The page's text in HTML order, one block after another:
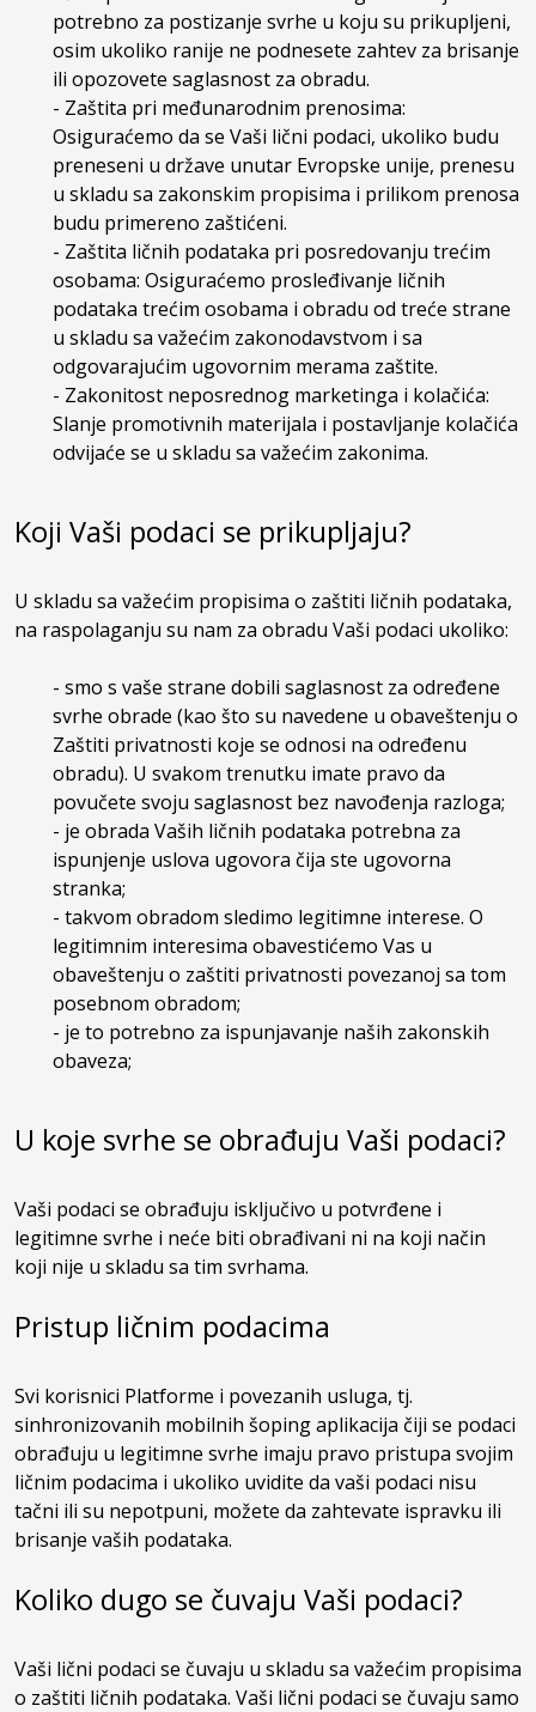
potrebno za postizanje svrhe u koju su prikupljeni,
osim ukoliko ranije ne podnesete zahtev za brisanje
ili opozovete saglasnost za obradu.
- Zaštita pri međunarodnim prenosima:
Osiguraćemo da se Vaši lični podaci, ukoliko budu
preneseni u države unutar Evropske unije, prenesu
u skladu sa zakonskim propisima i prilikom prenosa
budu primereno zaštićeni.
- Zaštita ličnih podataka pri posredovanju trećim
osobama: Osiguraćemo prosleđivanje ličnih
podataka trećim osobama i obradu od treće strane
u skladu sa važećim zakonodavstvom i sa
odgovarajućim ugovornim merama zaštite.
- Zakonitost neposrednog marketinga i kolačića:
Slanje promotivnih materijala i postavljanje kolačića
odvijaće se u skladu sa važećim zakonima.
Koji Vaši podaci se prikupljaju?
U skladu sa važećim propisima o zaštiti ličnih podataka,
na raspolaganju su nam za obradu Vaši podaci ukoliko:
- smo s vaše strane dobili saglasnost za određene
svrhe obrade (kao što su navedene u obaveštenju o
Zaštiti privatnosti koje se odnosi na određenu
obradu). U svakom trenutku imate pravo da
povučete svoju saglasnost bez navođenja razloga;
- je obrada Vaših ličnih podataka potrebna za
ispunjenje uslova ugovora čija ste ugovorna
stranka;
- takvom obradom sledimo legitimne interese. O
legitimnim interesima obavestićemo Vas u
obaveštenju o zaštiti privatnosti povezanoj sa tom
posebnom obradom;
- je to potrebno za ispunjavanje naših zakonskih
obaveza;
U koje svrhe se obrađuju Vaši podaci?
Vaši podaci se obrađuju isključivo u potvrđene i
legitimne svrhe i neće biti obrađivani ni na koji način
koji nije u skladu sa tim svrhama.
Pristup ličnim podacima
Svi korisnici Platforme i povezanih usluga, tj.
sinhronizovanih mobilnih šoping aplikacija čiji se podaci
obrađuju u legitimne svrhe imaju pravo pristupa svojim
ličnim podacima i ukoliko uvidite da vaši podaci nisu
tačni ili su nepotpuni, možete da zahtevate ispravku ili
brisanje vaših podataka.
Koliko dugo se čuvaju Vaši podaci?
Vaši lični podaci se čuvaju u skladu sa važećim propisima
o zaštiti ličnih podataka. Vaši lični podaci se čuvaju samo